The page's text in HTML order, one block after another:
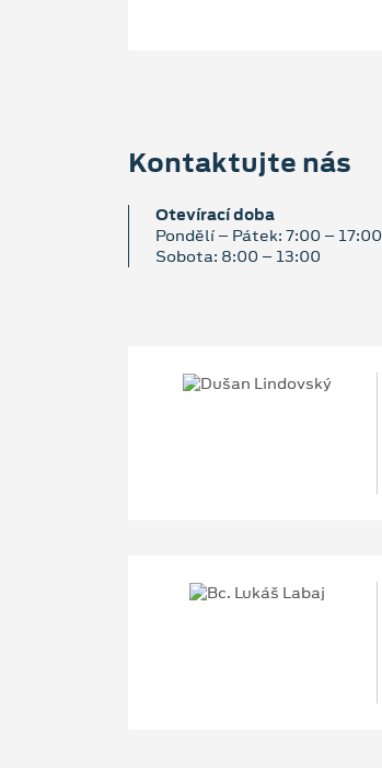
Kontaktujte nás
Otevírací doba
Pondělí – Pátek: 7:00 – 17:00
Sobota: 8:00 – 13:00